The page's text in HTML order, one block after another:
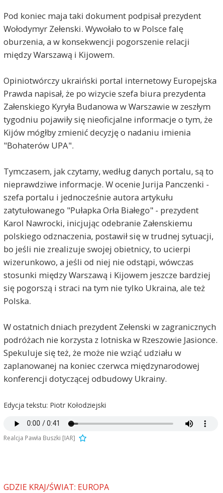
Pod koniec maja taki dokument podpisał prezydent
Wołodymyr Zełenski. Wywołało to w Polsce falę
oburzenia, a w konsekwencji pogorszenie relacji
między Warszawą i Kijowem.
Opiniotwórczy ukraiński portal internetowy Europejska
Prawda napisał, że po wizycie szefa biura prezydenta
Załenskiego Kyryła Budanowa w Warszawie w zeszłym
tygodniu pojawiły się nieoficjalne informacje o tym, że
Kijów mógłby zmienić decyzję o nadaniu imienia
"Bohaterów UPA".
Tymczasem, jak czytamy, według danych portalu, są to
nieprawdziwe informacje. W ocenie Jurija Panczenki -
szefa portalu i jednocześnie autora artykułu
zatytułowanego "Pułapka Orła Białego" - prezydent
Karol Nawrocki, inicjując odebranie Załenskiemu
polskiego odznaczenia, postawił się w trudnej sytuacji,
bo jeśli nie zrealizuje swojej obietnicy, to ucierpi
wizerunkowo, a jeśli od niej nie odstąpi, wówczas
stosunki między Warszawą i Kijowem jeszcze bardziej
się pogorszą i straci na tym nie tylko Ukraina, ale też
Polska.
W ostatnich dniach prezydent Zełenski w zagranicznych
podróżach nie korzysta z lotniska w Rzeszowie Jasionce.
Spekuluje się też, że może nie wziąć udziału w
zaplanowanej na koniec czerwca międzynarodowej
konferencji dotyczącej odbudowy Ukrainy.
Edycja tekstu: Piotr Kołodziejski
Realcja Pawła Buszki [IAR]
GDZIE KRAJ/ŚWIAT: EUROPA